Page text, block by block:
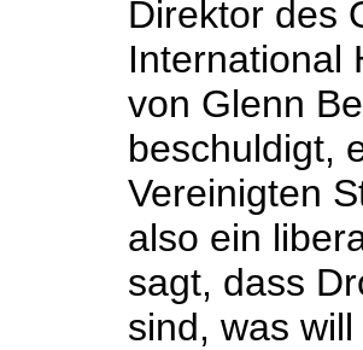
Direktor des
International
von Glenn
beschuldigt,
Vereinigten
also ein
sagt, dass
sind, was